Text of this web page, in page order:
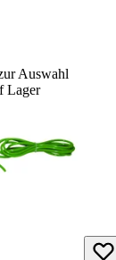
Auswahl
Lager